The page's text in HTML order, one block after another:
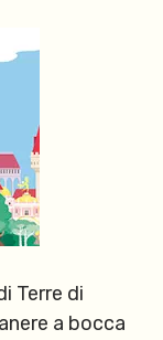
Terre di
a bocca